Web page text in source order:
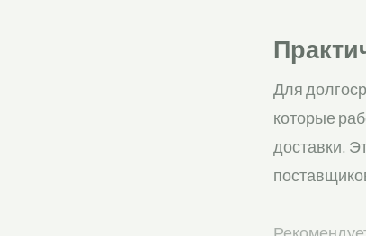
Для
которые
доставки.